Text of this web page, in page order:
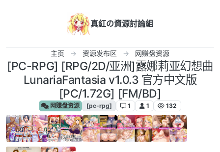
真紅の資源討論組
主页 资源发布区 网赚盘资源
[PC-RPG] [RPG/2D/亚洲]露娜莉亚幻想曲
LunariaFantasia v1.0.3 官方中文版
[PC/1.72G] [FM/BD]
网赚盘资源 [pc-rpg] 1 1 132